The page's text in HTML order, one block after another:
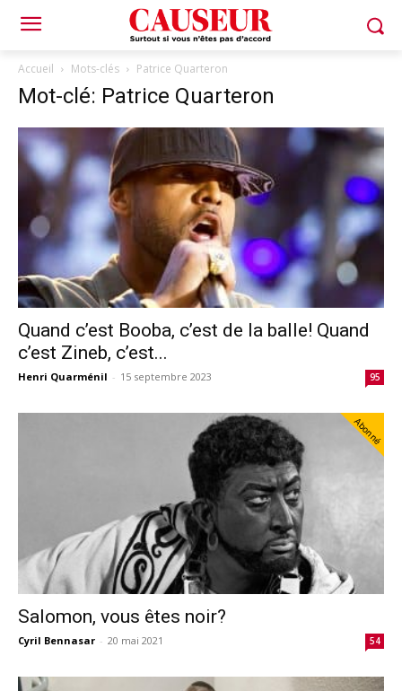
Accueil Mots-clés Patrice Quarteron
Mot-clé: Patrice Quarteron
Quand c’est Booba, c’est de la balle! Quand
c’est Zineb, c’est...
Henri Quarménil - 15 septembre 2023 95
Abonné
Salomon, vous êtes noir?
Cyril Bennasar - 20 mai 2021 54